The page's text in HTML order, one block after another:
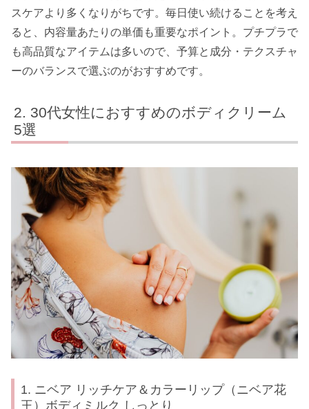
スケアより多くなりがちです。毎日使い続けることを考え
ると、内容量あたりの単価も重要なポイント。プチプラで
も高品質なアイテムは多いので、予算と成分・テクスチャ
ーのバランスで選ぶのがおすすめです。
30代女性におすすめのボディクリーム
5選
1. ニベア リッチケア＆カラーリップ（ニベア花
王）ボディミルク しっとり